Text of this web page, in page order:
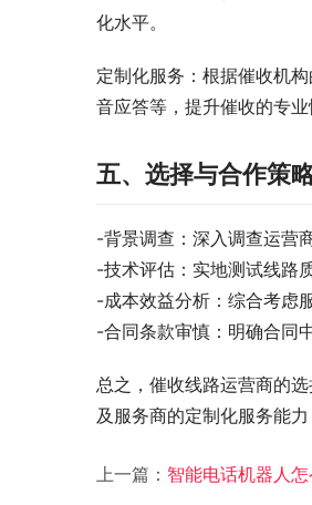
化水平。
定制化服务：根据催收机
音应答等，提升催收的专业
五、选择与合作策
-背景调查：深入调查运营
-技术评估：实地测试线路
-成本效益分析：综合考虑
-合同条款审慎：明确合同
总之，催收线路运营商的
及服务商的定制化服务能
上一篇： 智能电话机器人